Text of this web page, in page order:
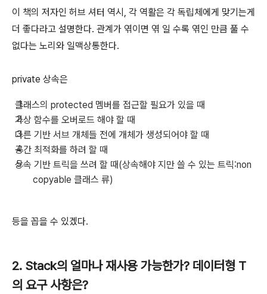
이 책의 저자인 허브 셔터 역시, 각 역활은 각 독립체에게 맞기는게
더 좋다라고 설명한다. 관계가 엮이면 엮 일 수록 엮인 만큼 풀 수
없다는 노리와 일맥상통한다.
private 상속은
클래스의 protected 멤버를 접근할 필요가 있을 때
가상 함수를 오버로드 해야 할 때
다른 기반 서브 개체들 전에 개체가 생성되어야 할 때
공간 최적화를 하려 할 때
상속 기반 트릭을 쓰려 할 때(상속해야 지만 쓸 수 있는 트릭:non
copyable 클래스 류)
등을 꼽을 수 있겠다.
2. Stack의 얼마나 재사용 가능한가? 데이터형 T
의 요구 사항은?